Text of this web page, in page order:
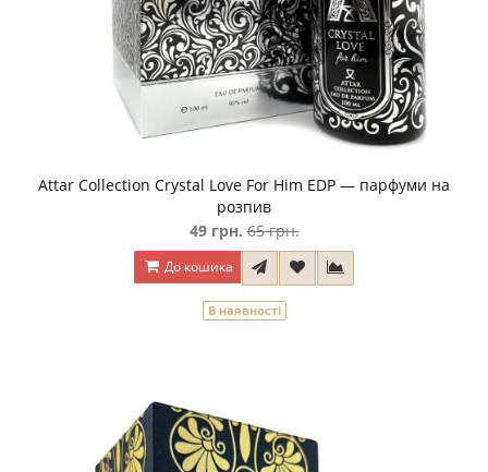
Attar Collection Crystal Love For Him EDP — парфуми на
розпив
49 грн. 65 грн.
До кошика
В наявності